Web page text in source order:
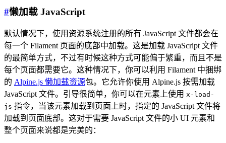
#懒加载 JavaScript
默认情况下，使用资源系统注册的所有 JavaScript 文件都会在
每一个 Filament 页面的底部中加载。这是加载 JavaScript 文件
的最简单方式，不过有时候这种方式可能偏于繁重，而且不是
每个页面都需要它。这种情况下，你可以利用 Filament 中捆绑
的 Alpine.js 懒加载资源包。它允许你使用 Alpine.js 按需加载
JavaScript 文件。引导很简单，你可以在元素上使用 x-load-
js 指令，当该元素加载到页面上时，指定的 JavaScript 文件将
加载到页面底部。这对于需要 JavaScript 文件的小 UI 元素和
整个页面来说都是完美的：